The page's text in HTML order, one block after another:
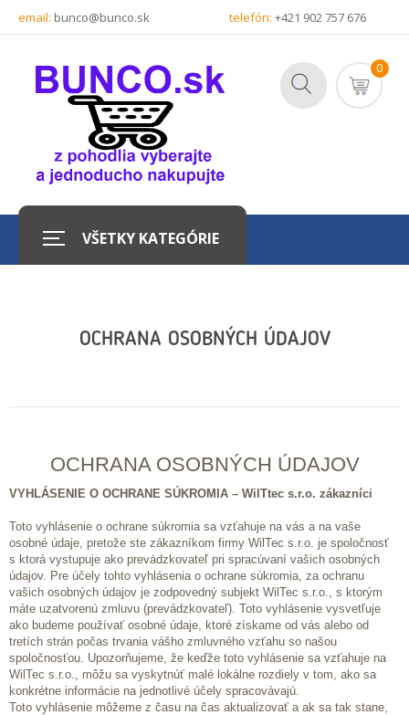
email: bunco@bunco.sk telefón: +421 902 757 676
0
VŠETKY KATEGÓRIE
OCHRANA OSOBNÝCH ÚDAJOV
OCHRANA OSOBNÝCH ÚDAJOV
VYHLÁSENIE O OCHRANE SÚKROMIA – WilTtec s.r.o. zákazníci
Toto vyhlásenie o ochrane súkromia sa vzťahuje na vás a na vaše
osobné údaje, pretože ste zákazníkom firmy WilTec s.r.o. je spoločnosť
s ktorá vystupuje ako prevádzkovateľ pri spracúvaní vašich osobných
údajov. Pre účely tohto vyhlásenia o ochrane súkromia, za ochranu
vašich osobných údajov je zodpovedný subjekt WilTec s.r.o., s ktorým
máte uzatvorenú zmluvu (prevádzkovateľ). Toto vyhlásenie vysvetľuje
ako budeme používať osobné údaje, ktoré získame od vás alebo od
tretích strán počas trvania vášho zmluvného vzťahu so našou
spoločnosťou. Upozorňujeme, že keďže toto vyhlásenie sa vzťahuje na
WilTec s.r.o., môžu sa vyskytnúť malé lokálne rozdiely v tom, ako sa
konkrétne informácie na jednotlivé účely spracovávajú.
Toto vyhlásenie môžeme z času na čas aktualizovať a ak sa tak stane,